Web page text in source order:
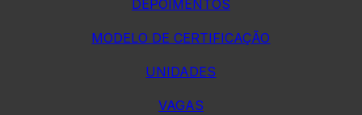
DEPOIMENTOS
MODELO DE CERTIFICAÇÃO
UNIDADES
VAGAS